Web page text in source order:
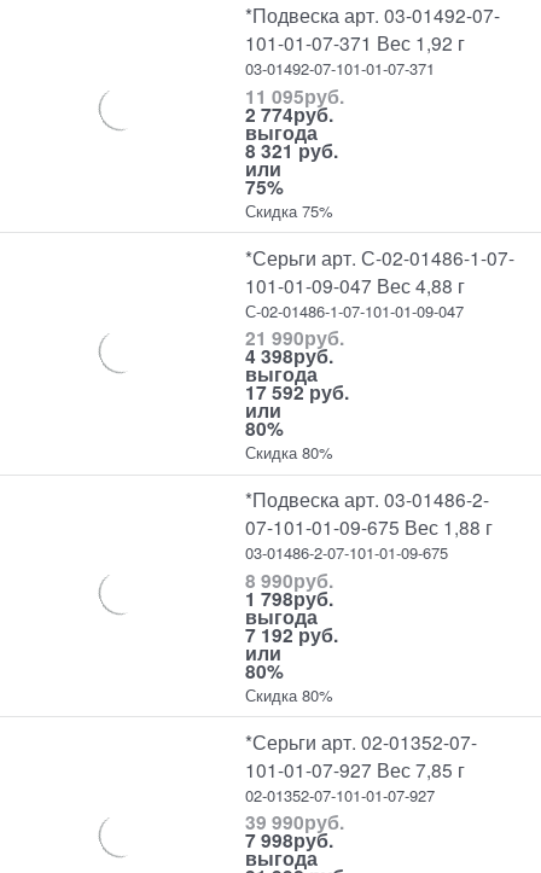
*Подвеска арт. 03-01492-07-
101-01-07-371 Вес 1,92 г
03-01492-07-101-01-07-371
11 095руб.
2 774руб.
выгода
8 321 руб.
или
75%
Скидка 75%
*Серьги арт. С-02-01486-1-07-
101-01-09-047 Вес 4,88 г
С-02-01486-1-07-101-01-09-047
21 990руб.
4 398руб.
выгода
17 592 руб.
или
80%
Скидка 80%
*Подвеска арт. 03-01486-2-
07-101-01-09-675 Вес 1,88 г
03-01486-2-07-101-01-09-675
8 990руб.
1 798руб.
выгода
7 192 руб.
или
80%
Скидка 80%
*Серьги арт. 02-01352-07-
101-01-07-927 Вес 7,85 г
02-01352-07-101-01-07-927
39 990руб.
7 998руб.
выгода